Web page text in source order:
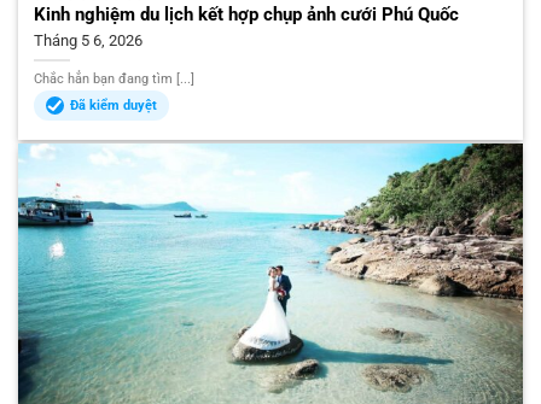
Kinh nghiệm du lịch kết hợp chụp ảnh cưới Phú Quốc
Tháng 5 6, 2026
Chắc hẳn bạn đang tìm [...]
Đã kiểm duyệt